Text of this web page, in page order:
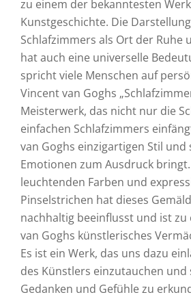
zu einem der bekanntesten
Kunstgeschichte. Die
Schlafzimmers als Ort der Ruhe
hat auch eine universelle
spricht viele Menschen auf
Vincent van Goghs
Meisterwerk, das nicht nur die
einfachen Schlafzimmers
van Goghs einzigartigen Stil und
Emotionen zum Ausdruck
leuchtenden Farben und
Pinselstrichen hat dieses
nachhaltig beeinflusst und ist
van Goghs künstlerisches
Es ist ein Werk, das uns dazu
des Künstlers einzutauchen
Gedanken und Gefühle zu